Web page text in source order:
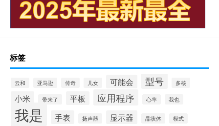
标签
云和 亚马逊 传奇 儿女 可能会 型号 多核
小米 带来了 平板 应用程序 心率 我也
我是 手表 扬声器 显示器 晶状体 模式